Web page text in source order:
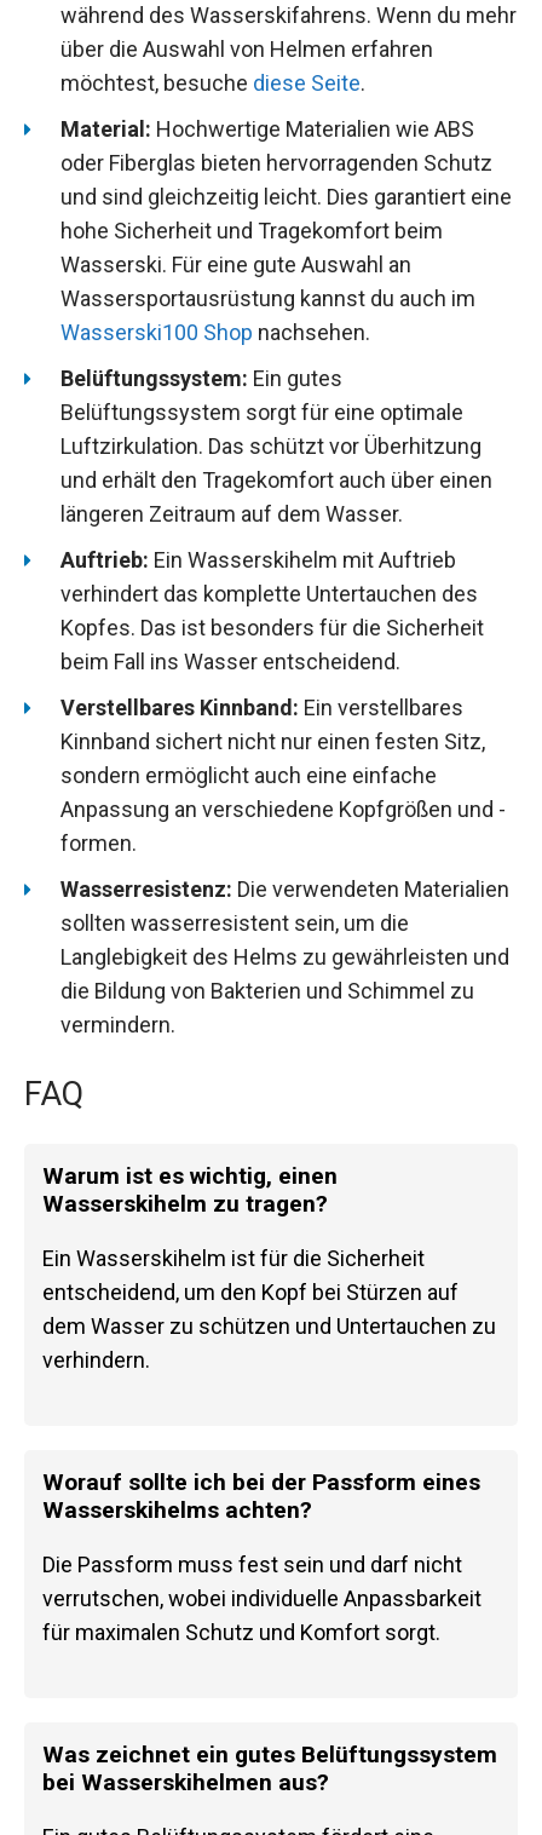
während des Wasserskifahrens. Wenn du mehr
über die Auswahl von Helmen erfahren
möchtest, besuche diese Seite.
Material: Hochwertige Materialien wie ABS
oder Fiberglas bieten hervorragenden Schutz
und sind gleichzeitig leicht. Dies garantiert eine
hohe Sicherheit und Tragekomfort beim
Wasserski. Für eine gute Auswahl an
Wassersportausrüstung kannst du auch im
Wasserski100 Shop nachsehen.
Belüftungssystem: Ein gutes
Belüftungssystem sorgt für eine optimale
Luftzirkulation. Das schützt vor Überhitzung
und erhält den Tragekomfort auch über einen
längeren Zeitraum auf dem Wasser.
Auftrieb: Ein Wasserskihelm mit Auftrieb
verhindert das komplette Untertauchen des
Kopfes. Das ist besonders für die Sicherheit
beim Fall ins Wasser entscheidend.
Verstellbares Kinnband: Ein verstellbares
Kinnband sichert nicht nur einen festen Sitz,
sondern ermöglicht auch eine einfache
Anpassung an verschiedene Kopfgrößen und -
formen.
Wasserresistenz: Die verwendeten Materialien
sollten wasserresistent sein, um die
Langlebigkeit des Helms zu gewährleisten und
die Bildung von Bakterien und Schimmel zu
vermindern.
FAQ
Warum ist es wichtig, einen
Wasserskihelm zu tragen?
Ein Wasserskihelm ist für die Sicherheit
entscheidend, um den Kopf bei Stürzen auf
dem Wasser zu schützen und Untertauchen zu
verhindern.
Worauf sollte ich bei der Passform eines
Wasserskihelms achten?
Die Passform muss fest sein und darf nicht
verrutschen, wobei individuelle Anpassbarkeit
für maximalen Schutz und Komfort sorgt.
Was zeichnet ein gutes Belüftungssystem
bei Wasserskihelmen aus?